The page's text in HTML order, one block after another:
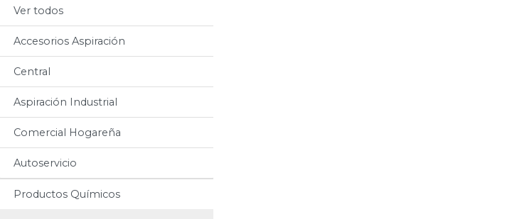
Ver todos
Accesorios Aspiración
Central
Aspiración Industrial
Comercial Hogareña
Autoservicio
Productos Químicos